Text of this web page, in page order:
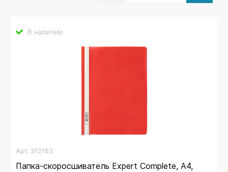
В наличии
Арт. 312163
Папка-скоросшиватель Expert Complete, А4,